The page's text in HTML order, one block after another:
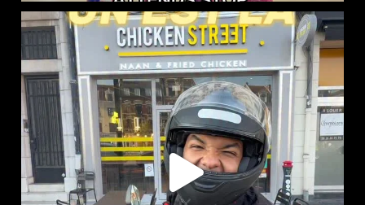
CHICKEN STREET LENS EST LÀ
12 Place...
45 37